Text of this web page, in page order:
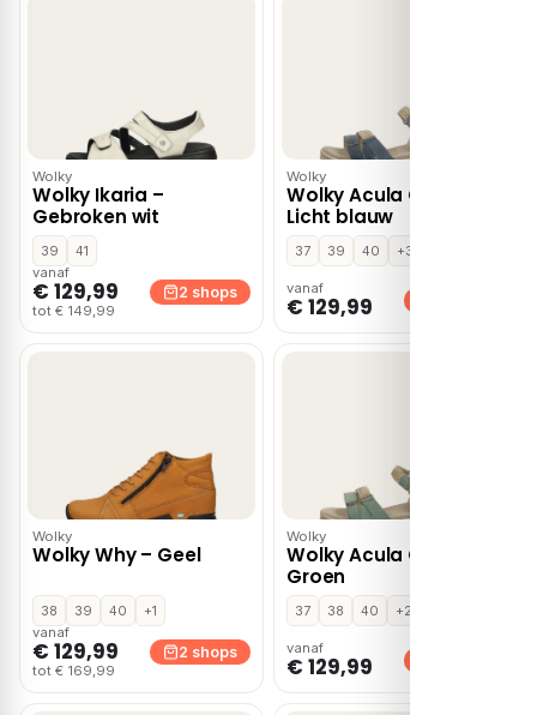
Wolky
Wolky Ikaria –
Gebroken wit
39
41
vanaf
€ 129,99
tot € 149,99
2 shops
Wolky
Wolky Acula Gobi –
Licht blauw
37 39 40 +3
vanaf
€ 129,99
Wolky
Wolky Why – Geel
38 39 40
+1
vanaf
€ 129,99
tot € 169,99
2 shops
Wolky
Wolky Acula Gobi –
Groen
37 38 40 +2
vanaf
€ 129,99